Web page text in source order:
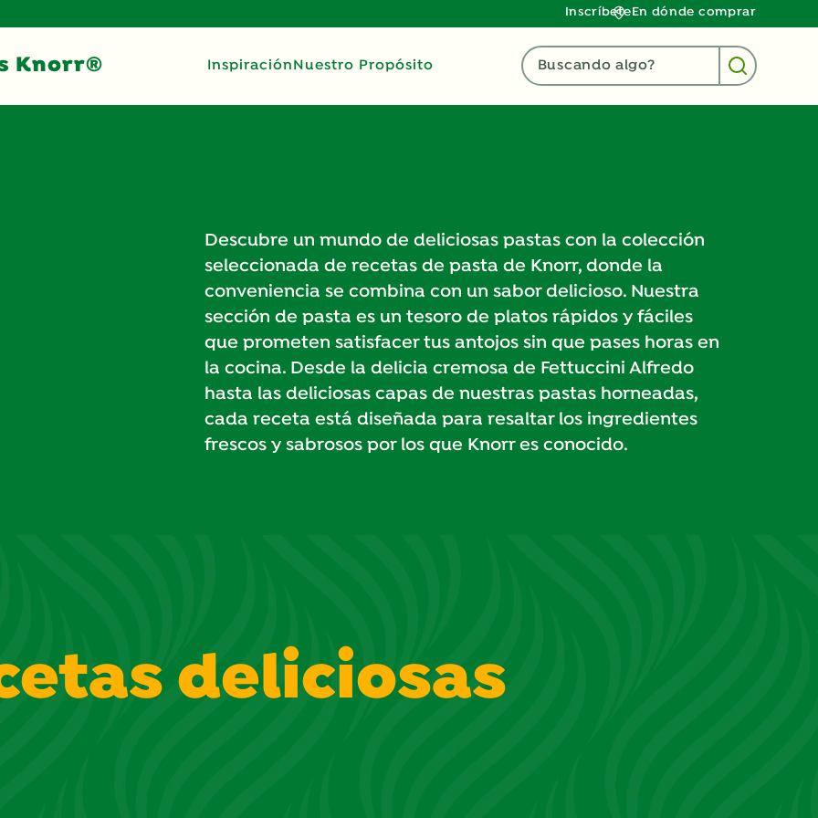
InscríbeteEn dónde comprar
Knorr® InspiraciónNuestro Propósito Buscando algo?
Descubre un mundo de deliciosas pastas con la colección
seleccionada de recetas de pasta de Knorr, donde la
conveniencia se combina con un sabor delicioso. Nuestra
sección de pasta es un tesoro de platos rápidos y fáciles
que prometen satisfacer tus antojos sin que pases horas en
la cocina. Desde la delicia cremosa de Fettuccini Alfredo
hasta las deliciosas capas de nuestras pastas horneadas,
cada receta está diseñada para resaltar los ingredientes
frescos y sabrosos por los que Knorr es conocido.
deliciosas